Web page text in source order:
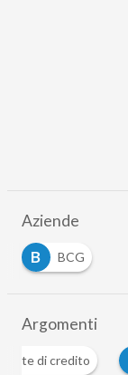
Aziende
B
BCG
Argomenti
carte di credito